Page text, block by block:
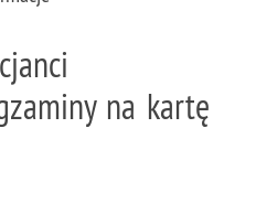
na kartę